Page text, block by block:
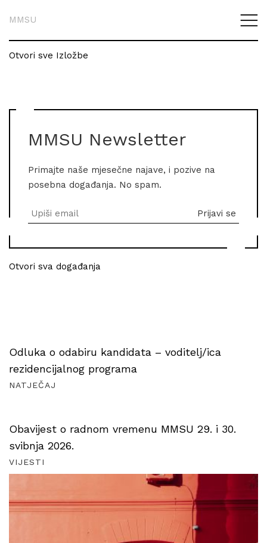
MMSU
Otvori sve Izložbe
MMSU Newsletter
Primajte naše mjesečne najave, i pozive na
posebna događanja. No spam.
Otvori sva događanja
Odluka o odabiru kandidata – voditelj/ica
rezidencijalnog programa
NATJEČAJ
Obavijest o radnom vremenu MMSU 29. i 30.
svibnja 2026.
VIJESTI